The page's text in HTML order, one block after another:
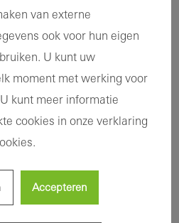
geïsoleerd schuif- en
nieuwste generatie
van externe
ook voor hun eigen
U kunt uw
moment met werking voor
kunt meer informatie
cookies in onze verklaring
Accepteren